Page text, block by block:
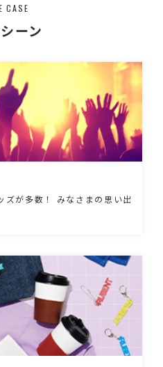
CASE
ーン
ズが多数！ みなさまの思い出